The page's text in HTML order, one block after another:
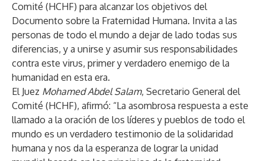
Comité (HCHF) para alcanzar los objetivos del
Documento sobre la Fraternidad Humana. Invita a las
personas de todo el mundo a dejar de lado todas sus
diferencias, y a unirse y asumir sus responsabilidades
contra este virus, primer y verdadero enemigo de la
humanidad en esta era.
El Juez Mohamed Abdel Salam, Secretario General del
Comité (HCHF), afirmó: “La asombrosa respuesta a este
llamado a la oración de los líderes y pueblos de todo el
mundo es un verdadero testimonio de la solidaridad
humana y nos da la esperanza de lograr la unidad